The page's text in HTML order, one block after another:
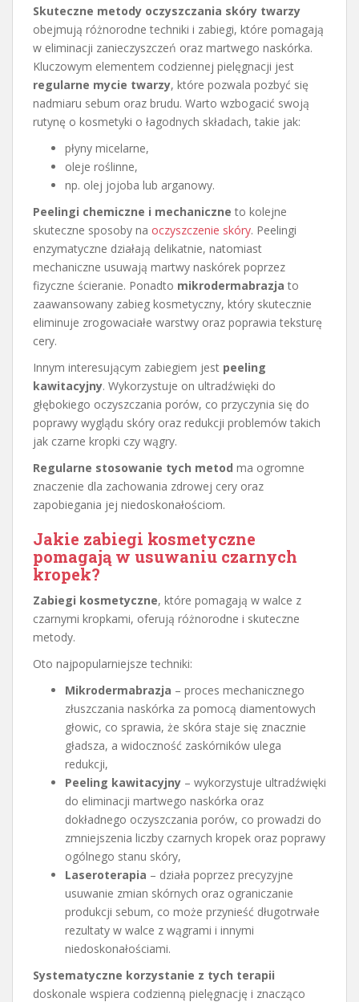
Skuteczne metody oczyszczania skóry twarzy
obejmują różnorodne techniki i zabiegi, które pomagają
w eliminacji zanieczyszczeń oraz martwego naskórka.
Kluczowym elementem codziennej pielęgnacji jest
regularne mycie twarzy, które pozwala pozbyć się
nadmiaru sebum oraz brudu. Warto wzbogacić swoją
rutynę o kosmetyki o łagodnych składach, takie jak:
płyny micelarne,
oleje roślinne,
np. olej jojoba lub arganowy.
Peelingi chemiczne i mechaniczne to kolejne
skuteczne sposoby na oczyszczenie skóry. Peelingi
enzymatyczne działają delikatnie, natomiast
mechaniczne usuwają martwy naskórek poprzez
fizyczne ścieranie. Ponadto mikrodermabrazja to
zaawansowany zabieg kosmetyczny, który skutecznie
eliminuje zrogowaciałe warstwy oraz poprawia teksturę
cery.
Innym interesującym zabiegiem jest peeling
kawitacyjny. Wykorzystuje on ultradźwięki do
głębokiego oczyszczania porów, co przyczynia się do
poprawy wyglądu skóry oraz redukcji problemów takich
jak czarne kropki czy wągry.
Regularne stosowanie tych metod ma ogromne
znaczenie dla zachowania zdrowej cery oraz
zapobiegania jej niedoskonałościom.
Jakie zabiegi kosmetyczne
pomagają w usuwaniu czarnych
kropek?
Zabiegi kosmetyczne, które pomagają w walce z
czarnymi kropkami, oferują różnorodne i skuteczne
metody.
Oto najpopularniejsze techniki:
Mikrodermabrazja – proces mechanicznego
złuszczania naskórka za pomocą diamentowych
głowic, co sprawia, że skóra staje się znacznie
gładsza, a widoczność zaskórników ulega
redukcji,
Peeling kawitacyjny – wykorzystuje ultradźwięki
do eliminacji martwego naskórka oraz
dokładnego oczyszczania porów, co prowadzi do
zmniejszenia liczby czarnych kropek oraz poprawy
ogólnego stanu skóry,
Laseroterapia – działa poprzez precyzyjne
usuwanie zmian skórnych oraz ograniczanie
produkcji sebum, co może przynieść długotrwałe
rezultaty w walce z wągrami i innymi
niedoskonałościami.
Systematyczne korzystanie z tych terapii
doskonale wspiera codzienną pielęgnację i znacząco